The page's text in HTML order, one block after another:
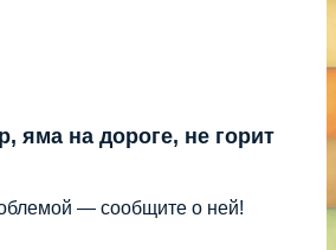
яма на дороге, не горит
— сообщите о ней!